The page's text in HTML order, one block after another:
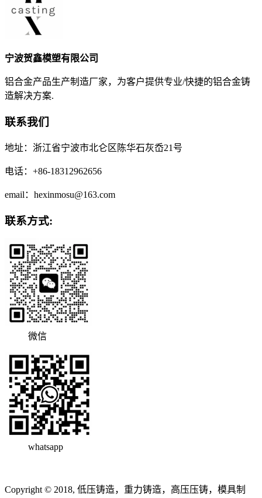
宁波贺鑫模塑有限公司
铝合金产品生产制造厂家，为客户提供专业/快捷的铝合金铸
造解决方案.
联系我们
地址：浙江省宁波市北仑区陈华石灰岙21号
电话：+86-18312962656
email：hexinmosu@163.com
联系方式:
微信
whatsapp
Copyright © 2018, 低压铸造，重力铸造，高压压铸，模具制